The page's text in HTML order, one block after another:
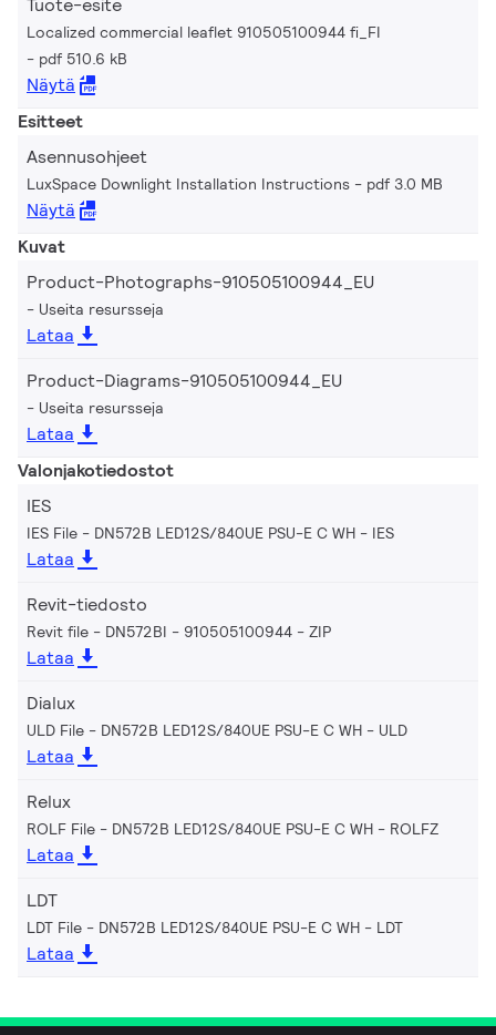
Tuote-esite
Localized commercial leaflet 910505100944 fi_FI
pdf 510.6 kB
Näytä
Esitteet
Asennusohjeet
LuxSpace Downlight Installation Instructions pdf 3.0 MB
Näytä
Kuvat
Product-Photographs-910505100944_EU
Useita resursseja
Lataa
Product-Diagrams-910505100944_EU
Useita resursseja
Lataa
Valonjakotiedostot
IES
IES File - DN572B LED12S/840UE PSU-E C WH IES
Lataa
Revit-tiedosto
Revit file - DN572BI - 910505100944 ZIP
Lataa
Dialux
ULD File - DN572B LED12S/840UE PSU-E C WH ULD
Lataa
Relux
ROLF File - DN572B LED12S/840UE PSU-E C WH ROLFZ
Lataa
LDT
LDT File - DN572B LED12S/840UE PSU-E C WH LDT
Lataa